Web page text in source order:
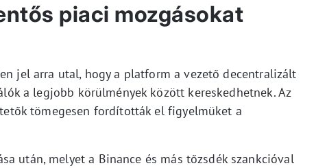
piaci mozgásokat
jel arra utal, hogy a platform a vezető decentralizált
a legjobb körülmények között kereskedhetnek. Az
tömegesen fordították el figyelmüket a
után, melyet a Binance és más tőzsdék szankcióval